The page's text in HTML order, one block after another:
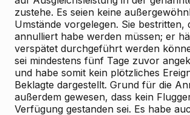
zustehe. Es seien keine
Umstände vorgelegen. Sie bestritten,
annulliert habe werden müssen; er
verspätet durchgeführt werden
sei mindestens fünf Tage zuvor
und habe somit kein plötzliches
Beklagte dargestellt. Grund für die
außerdem gewesen, dass kein
Verfügung gestanden sei. Es habe